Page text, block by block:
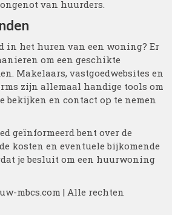
van huurders.
in het huren van een woning? Er
om een geschikte
Makelaars, vastgoedwebsites en
zijn allemaal handige tools om
bekijken en contact op te nemen
geïnformeerd bent over de
kosten en eventuele bijkomende
je besluit om een huurwoning
mbcs.com | Alle rechten